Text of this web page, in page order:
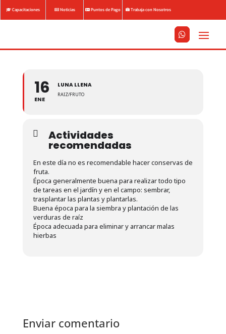
Capacitaciones Noticias Puntos de Pago Trabaja con Nosotros



16
ENE
LUNA LLENA
RAIZ/FRUTO
Actividades
recomendadas
En este día no es recomendable hacer conservas de
fruta.
Época generalmente buena para realizar todo tipo
de tareas en el jardín y en el campo: sembrar,
trasplantar las plantas y plantarlas.
Buena época para la siembra y plantación de las
verduras de raíz
Época adecuada para eliminar y arrancar malas
hierbas
Enviar comentario